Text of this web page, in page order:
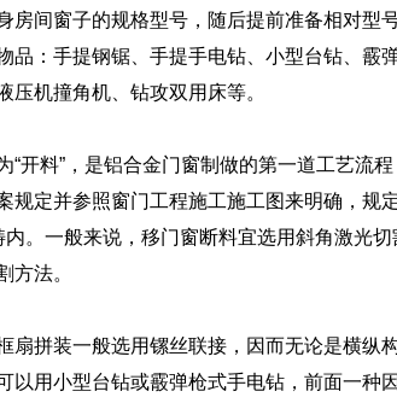
房间窗子的规格型号，随后提前准备相对
品：手提钢锯、手提手电钻、小型台钻、霰
压机撞角机、钻攻双用床等。
“开料”，是铝合金门窗制做的第一道工艺流
规定并参照窗门工程施工施工图来明确，
。一般来说，移门窗断料宜选用斜角激光
方法。
扇拼装一般选用镙丝联接，因而无论是横纵
以用小型台钻或霰弹枪式手电钻，前面一种